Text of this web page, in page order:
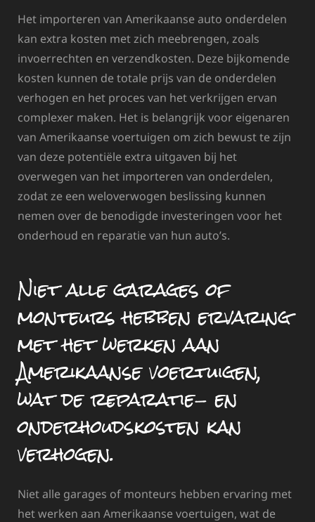
Het importeren van Amerikaanse auto onderdelen
kan extra kosten met zich meebrengen, zoals
invoerrechten en verzendkosten. Deze bijkomende
kosten kunnen de totale prijs van de onderdelen
verhogen en het proces van het verkrijgen ervan
complexer maken. Het is belangrijk voor eigenaren
van Amerikaanse voertuigen om zich bewust te zijn
van deze potentiële extra uitgaven bij het
overwegen van het importeren van onderdelen,
zodat ze een weloverwogen beslissing kunnen
nemen over de benodigde investeringen voor het
onderhoud en reparatie van hun auto’s.
Niet alle garages of
monteurs hebben ervaring
met het werken aan
Amerikaanse voertuigen,
wat de reparatie- en
onderhoudskosten kan
verhogen.
Niet alle garages of monteurs hebben ervaring met
het werken aan Amerikaanse voertuigen, wat de